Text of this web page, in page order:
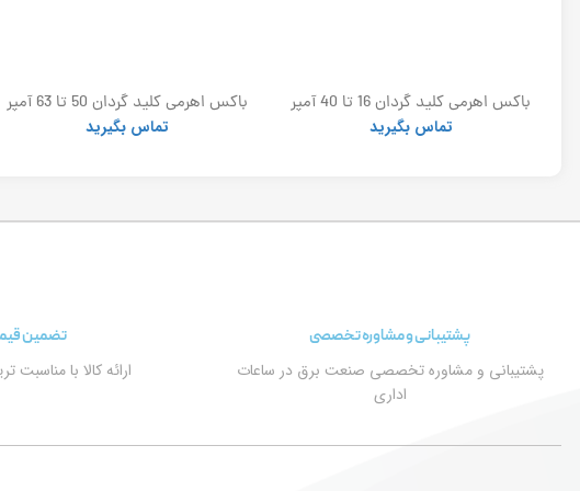
باکس اهرمی کلید گردان 16 تا 40 آمپر
الکترو کاوه
تماس بگیرید
باکس اهرمی کلید گردان 50 تا 63 آمپر
الکتروکاوه
تماس بگیرید
پشتیبانی و مشاوره تخصصی
پشتیبانی و مشاوره تخصصی صنعت برق در ساعات
اداری
تضمین
ارائه کالا با مناسبت